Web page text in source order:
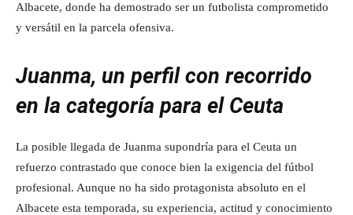
Albacete, donde ha demostrado ser un futbolista comprometido
y versátil en la parcela ofensiva.
Juanma, un perfil con recorrido
en la categoría para el Ceuta
La posible llegada de Juanma supondría para el Ceuta un
refuerzo contrastado que conoce bien la exigencia del fútbol
profesional. Aunque no ha sido protagonista absoluto en el
Albacete esta temporada, su experiencia, actitud y conocimiento